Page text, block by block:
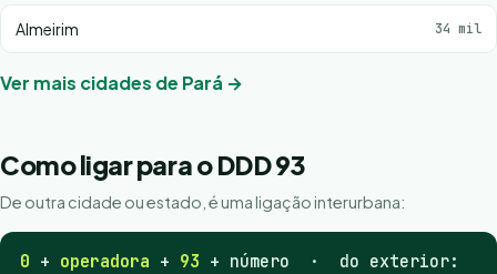
Almeirim 34 mil
Ver mais cidades de Pará →
Como ligar para o DDD 93
De outra cidade ou estado, é uma ligação interurbana:
0 + operadora + 93 + número · do exterior: